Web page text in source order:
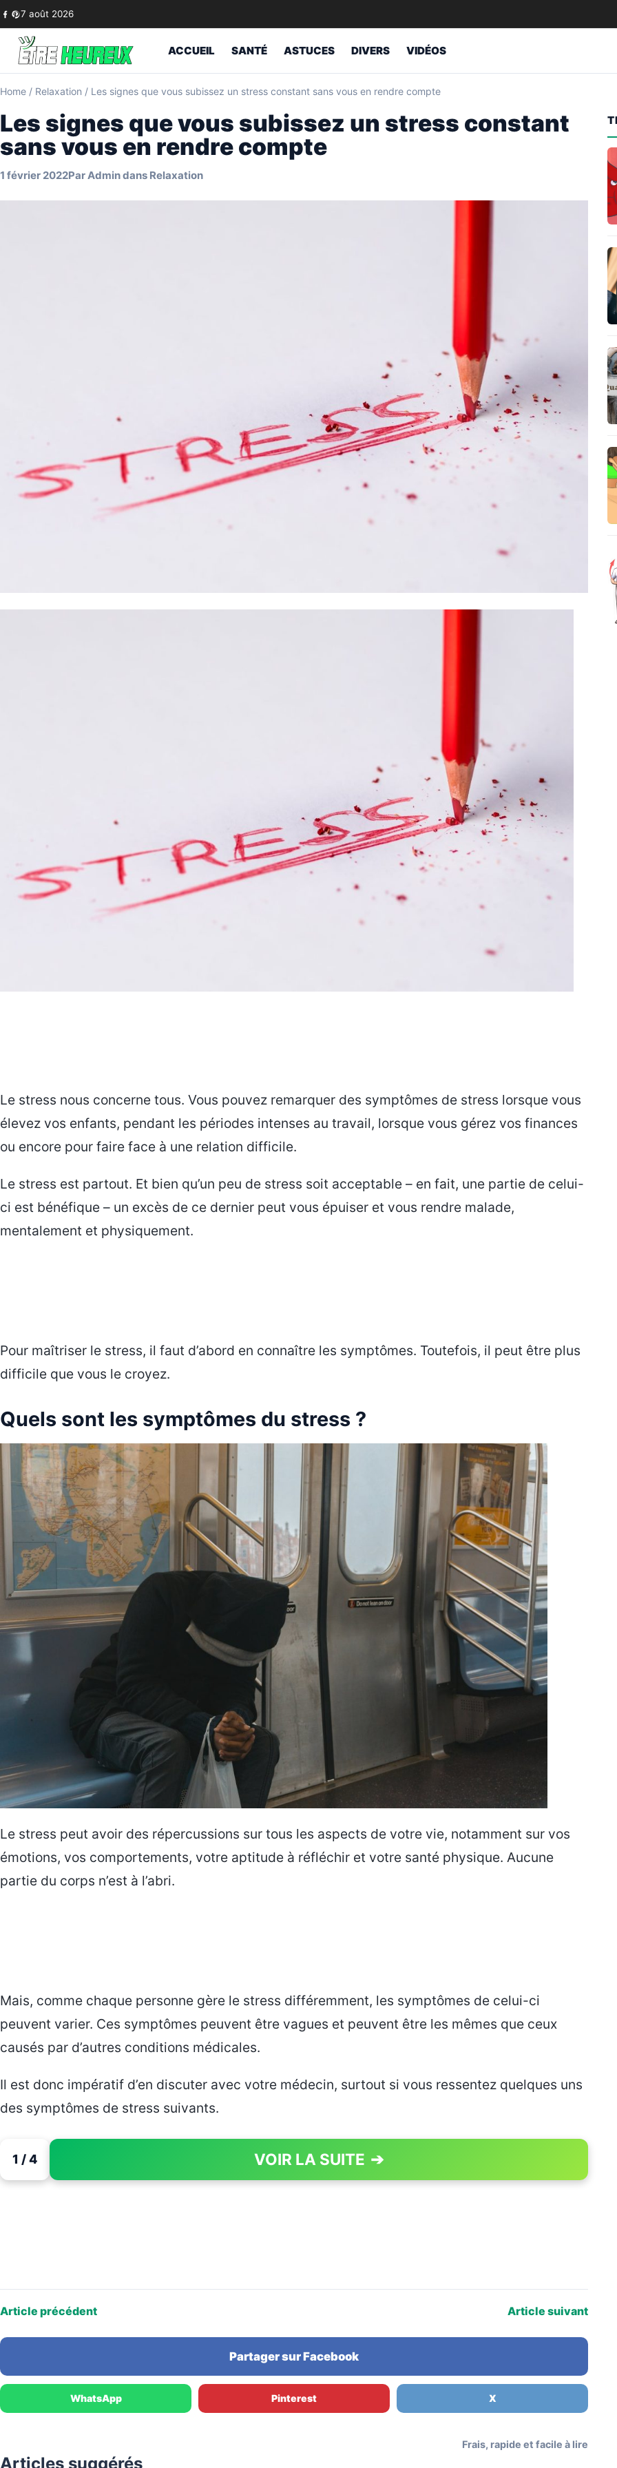
Skip to content
7 août 2026
ACCUEIL SANTÉ ASTUCES DIVERS VIDÉOS
Home / Relaxation / Les signes que vous subissez un stress constant sans vous en rendre compte
Les signes que vous subissez un stress constant
sans vous en rendre compte
1 février 2022ParAdmindans Relaxation
Le stress nous concerne tous. Vous pouvez remarquer des symptômes de stress lorsque vous
élevez vos enfants, pendant les périodes intenses au travail, lorsque vous gérez vos finances
ou encore pour faire face à une relation difficile.
Le stress est partout. Et bien qu’un peu de stress soit acceptable – en fait, une partie de celui-
ci est bénéfique – un excès de ce dernier peut vous épuiser et vous rendre malade,
mentalement et physiquement.
Pour maîtriser le stress, il faut d’abord en connaître les symptômes. Toutefois, il peut être plus
difficile que vous le croyez.
Quels sont les symptômes du stress ?
Le stress peut avoir des répercussions sur tous les aspects de votre vie, notamment sur vos
émotions, vos comportements, votre aptitude à réfléchir et votre santé physique. Aucune
partie du corps n’est à l’abri.
Mais, comme chaque personne gère le stress différemment, les symptômes de celui-ci
peuvent varier. Ces symptômes peuvent être vagues et peuvent être les mêmes que ceux
causés par d’autres conditions médicales.
Il est donc impératif d’en discuter avec votre médecin, surtout si vous ressentez quelques uns
des symptômes de stress suivants.
1 / 4 VOIR LA SUITE ➔
PAGE 1 OF 4
Article précédent Article suivant
Partager sur Facebook
WhatsApp Pinterest X
Articles suggérés
Frais, rapide et facile à lire